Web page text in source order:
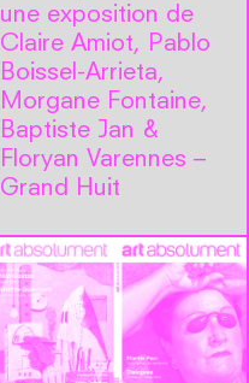
une exposition de
Claire Amiot, Pablo
Boissel-Arrieta,
Morgane Fontaine,
Baptiste Jan &
Floryan Varennes –
Grand Huit